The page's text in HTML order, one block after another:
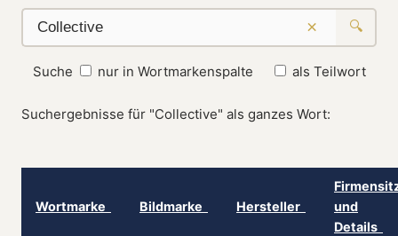
× 🔍
Suche nur in Wortmarkenspalte als Teilwort
Suchergebnisse für "Collective" als ganzes Wort:
Wortmarke Bildmarke Hersteller
und
Details